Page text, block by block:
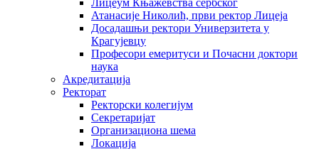
Лицеум Књажевства сербског
Атанасије Николић, први ректор Лицеја
Досадашњи ректори Универзитета у
Крагујевцу
Професори емеритуси и Почасни доктори
наука
Акредитација
Ректорат
Ректорски колегијум
Секретаријат
Организациона шема
Локација